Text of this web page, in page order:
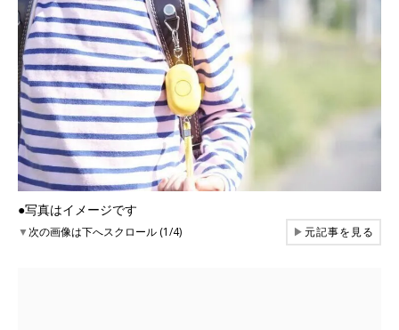
●写真はイメージです
▼次の画像は下へスクロール (1/4) ▶元記事を見る